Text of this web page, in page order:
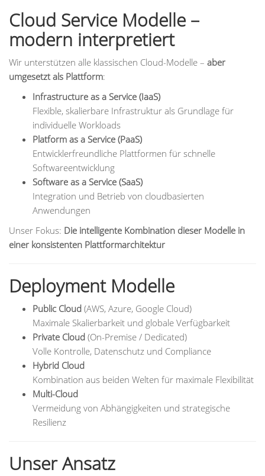
Cloud Service Modelle –
modern interpretiert
Wir unterstützen alle klassischen Cloud-Modelle – aber
umgesetzt als Plattform:
Infrastructure as a Service (IaaS)
Flexible, skalierbare Infrastruktur als Grundlage für
individuelle Workloads
Platform as a Service (PaaS)
Entwicklerfreundliche Plattformen für schnelle
Softwareentwicklung
Software as a Service (SaaS)
Integration und Betrieb von cloudbasierten
Anwendungen
Unser Fokus: Die intelligente Kombination dieser Modelle in
einer konsistenten Plattformarchitektur
Deployment Modelle
Public Cloud (AWS, Azure, Google Cloud)
Maximale Skalierbarkeit und globale Verfügbarkeit
Private Cloud (On-Premise / Dedicated)
Volle Kontrolle, Datenschutz und Compliance
Hybrid Cloud
Kombination aus beiden Welten für maximale Flexibilität
Multi-Cloud
Vermeidung von Abhängigkeiten und strategische
Resilienz
Unser Ansatz